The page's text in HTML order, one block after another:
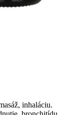
inhaláciu.